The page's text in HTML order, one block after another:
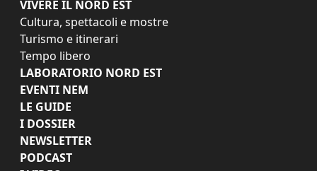
VIVERE IL NORD EST
Cultura, spettacoli e mostre
Turismo e itinerari
Tempo libero
LABORATORIO NORD EST
EVENTI NEM
LE GUIDE
I DOSSIER
NEWSLETTER
PODCAST